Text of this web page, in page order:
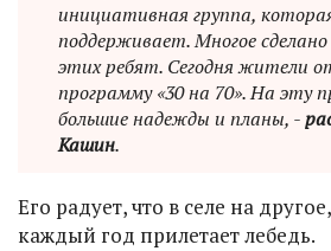
инициативная группа,
поддерживает. Многое
этих ребят. Сегодня жители
программу «30 на 70». На эту
большие надежды и планы, -
Кашин.
Его радует, что в селе на
каждый год прилетает лебедь.